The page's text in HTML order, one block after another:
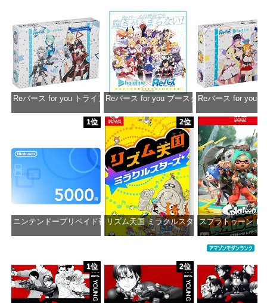
Reバース for you トライアルデッキ ホロライブプロダクション ver.ホロ
価格：¥1,650
Reバース for you ブースターパック ホロライ
価格：¥2,980
Reバース for you
価格：
1位
ニンテンドープリペイド番号 5000円|オンラインコード版
2位
リズム天国 ミラクルスターズ -Switch
スプラトゥーン レ
1位 2位